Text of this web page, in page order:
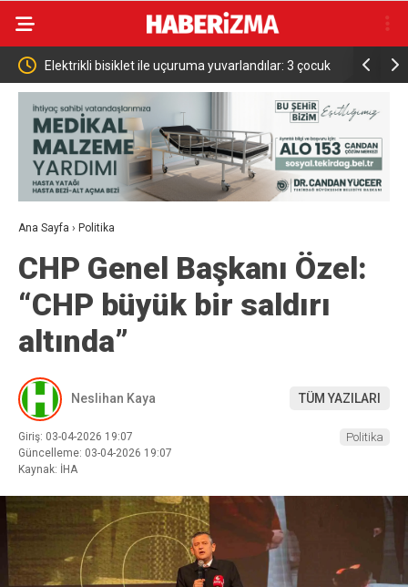
Bursa’da iş yeri alev alev yandı Elini
Ana Sayfa › Politika
CHP Genel Başkanı Özel:
“CHP büyük bir saldırı
altında”
Neslihan Kaya TÜM YAZILARI
Giriş: 03-04-2026 19:07
Güncelleme: 03-04-2026 19:07
Kaynak: İHA
Politika